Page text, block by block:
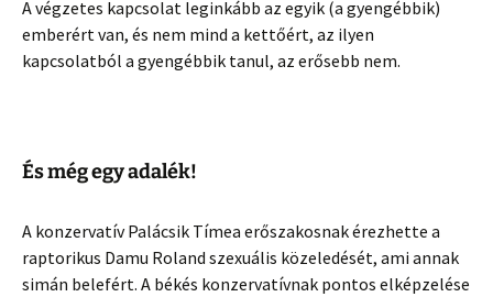
A végzetes kapcsolat leginkább az egyik (a gyengébbik)
emberért van, és nem mind a kettőért, az ilyen
kapcsolatból a gyengébbik tanul, az erősebb nem.
És még egy adalék!
A konzervatív Palácsik Tímea erőszakosnak érezhette a
raptorikus Damu Roland szexuális közeledését, ami annak
simán belefért. A békés konzervatívnak pontos elképzelése